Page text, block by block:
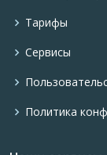
Тарифы
Сервисы
Политика